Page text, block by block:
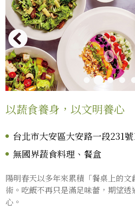
以蔬食養身，以文明養心
台北市大安區大安路一段231
無國界蔬食料理、餐盒
陽明春天以多年來累積「餐桌上的
術。吃飯不再只是滿足味蕾，期望
心。